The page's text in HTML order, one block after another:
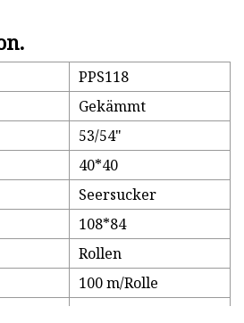
PPS118
Gekämmt
53/54"
40*40
Seersucker
108*84
Rollen
100 m/Rolle